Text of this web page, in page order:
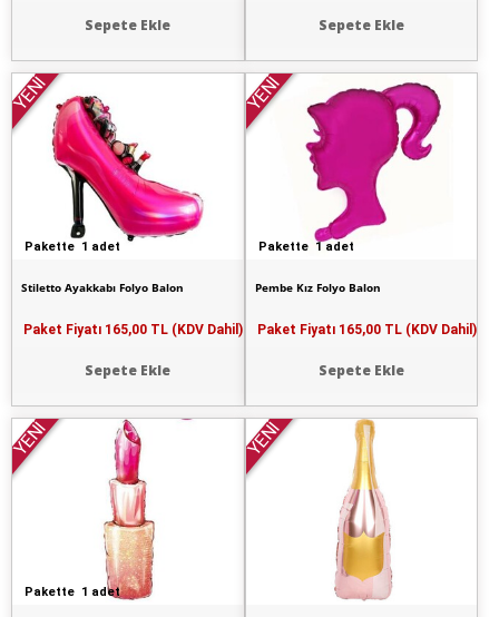
Sepete Ekle Sepete Ekle
Pakette 1 adet
YENİ
Stiletto Ayakkabı Folyo Balon
Paket Fiyatı 165,00 TL (KDV Dahil)
Sepete Ekle
Pakette 1 adet
YENİ
Pembe Kız Folyo Balon
Paket Fiyatı 165,00 TL (KDV Dahil)
Sepete Ekle
Pakette 1 adet
YENİ YENİ